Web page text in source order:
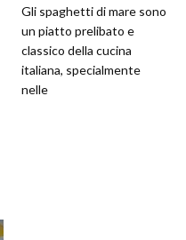
Gli spaghetti di mare sono
un piatto prelibato e
classico della cucina
italiana, specialmente
nelle